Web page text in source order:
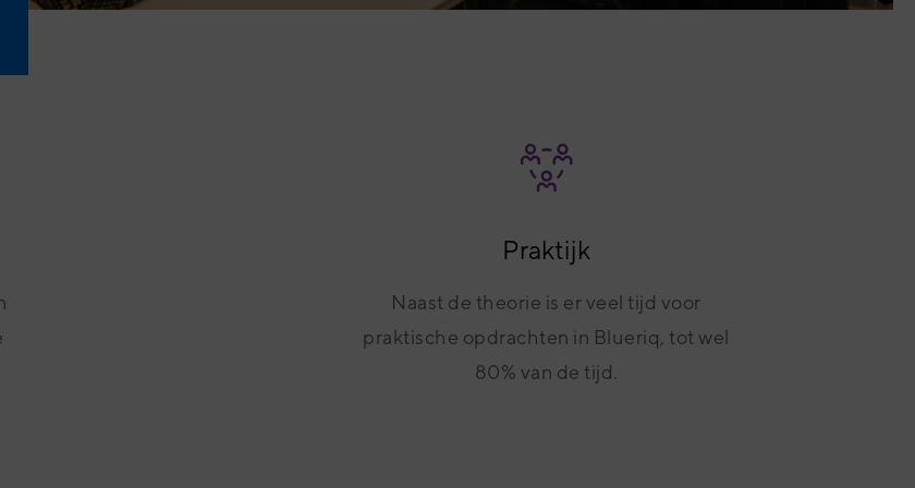
Praktijk
Naast de theorie is er veel tijd voor
praktische opdrachten in Blueriq, tot wel
80% van de tijd.